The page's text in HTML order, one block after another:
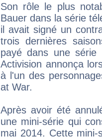
Son rôle le plus
Bauer dans la série
il avait signé un
trois dernières
payé dans une série
Activision annonça
à l'un des
at War.
Après avoir été
une mini-série qui
mai 2014. Cette